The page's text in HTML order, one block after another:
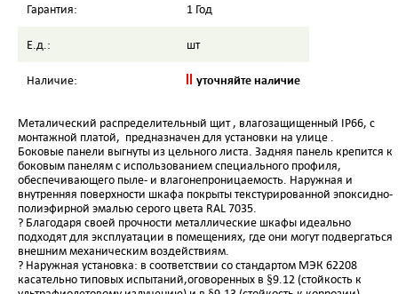
Гарантия: 1 Год
Е.д.: шт
Наличие: уточняйте наличие
Металический распределительный щит , влагозащищенный IP66, с
монтажной платой, предназначен для установки на улице .
Боковые панели выгнуты из цельного листа. Задняя панель крепится к
боковым панелям с использованием специального профиля,
обеспечивающего пыле- и влагонепроницаемость. Наружная и
внутренняя поверхности шкафа покрыты текстурированной эпоксидно-
полиэфирной эмалью серого цвета RAL 7035.
? Благодаря своей прочности металлические шкафы идеально
подходят для эксплуатации в помещениях, где они могут подвергаться
внешним механическим воздействиям.
? Наружная установка: в соответствии со стандартом МЭК 62208
касательно типовых испытаний,оговоренных в §9.12 (стойкость к